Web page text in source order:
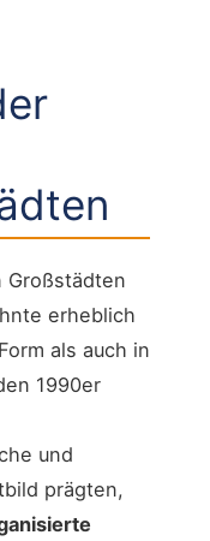
Großstädten
erheblich
als auch in
1990er
und
prägten,